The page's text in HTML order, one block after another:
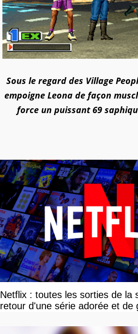
Sous le regard des Village
empoigne Leona de façon
force un puissant 69
Netflix : toutes les sorties de la
retour d'une série adorée et de